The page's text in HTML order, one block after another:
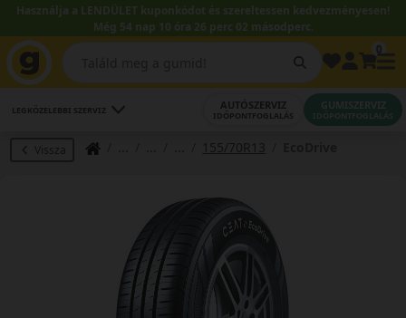
Használja a LENDÜLET kuponkódot és szereltessen kedvezményesen!
Még 54 nap 10 óra 26 perc 01 másodperc.
LEGKÖZELEBBI SZERVIZ AUTÓSZERVIZ
IDŐPONTFOGLALÁS
GUMISZERVIZ
IDŐPONTFOGLALÁS
Vissza 155/70R13